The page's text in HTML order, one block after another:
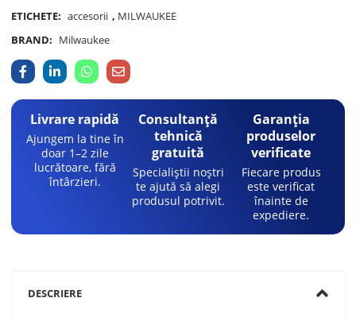
ETICHETE: accesorii , MILWAUKEE
BRAND: Milwaukee
Livrare rapidă
Ajungem la tine în
doar 1–2 zile
lucrătoare, fără
întârzieri.
Consultanță
tehnică
gratuită
Specialiștii noștri
te ajută să alegi
produsul potrivit.
Garanția
produselor
verificate
Fiecare produs
este verificat
înainte de
expediere.
DESCRIERE